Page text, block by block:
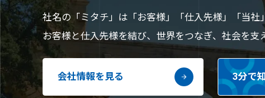
社名の「ミタチ」は「お客様」「仕入先様」「当
お客様と仕入先様を結び、世界をつなぎ、社会を
会社情報を見る 3分で